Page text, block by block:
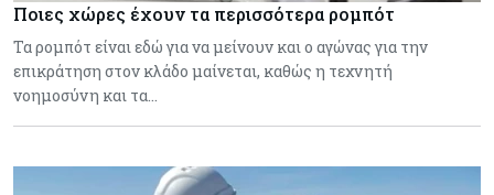
Ποιες χώρες έχουν τα περισσότερα ρομπότ
Τα ρομπότ είναι εδώ για να μείνουν και ο αγώνας για την
επικράτηση στον κλάδο μαίνεται, καθώς η τεχνητή
νοημοσύνη και τα…